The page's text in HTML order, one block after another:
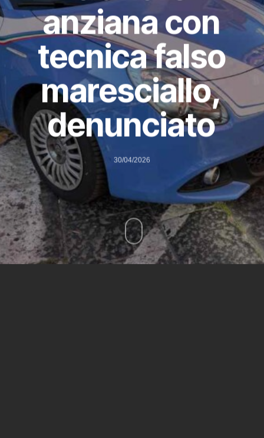
anziana con
tecnica falso
maresciallo,
denunciato
30/04/2026